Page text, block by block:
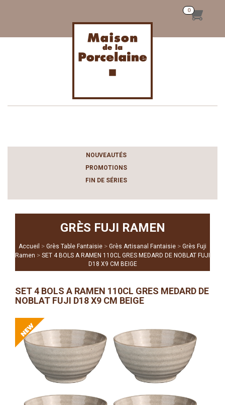
NOUVEAUTÉS
PROMOTIONS
FIN DE SÉRIES
GRÈS FUJI RAMEN
Accueil > Grès Table Fantaisie > Grès Artisanal Fantaisie > Grès Fuji
Ramen > SET 4 BOLS A RAMEN 110CL GRES MEDARD DE NOBLAT FUJI
D18 X9 CM BEIGE
SET 4 BOLS A RAMEN 110CL GRES MEDARD DE
NOBLAT FUJI D18 X9 CM BEIGE